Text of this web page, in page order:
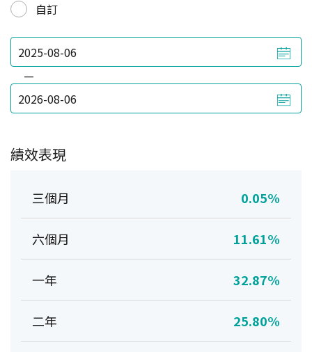
自訂
—
績效表現
三個月 0.05%
六個月 11.61%
一年 32.87%
二年 25.80%